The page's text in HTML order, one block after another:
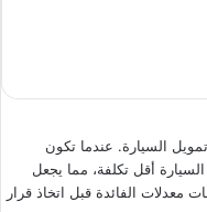
السيارة. عندما تكون
أقل تكلفة، مما يجعل
معدلات الفائدة قبل اتخاذ قرار